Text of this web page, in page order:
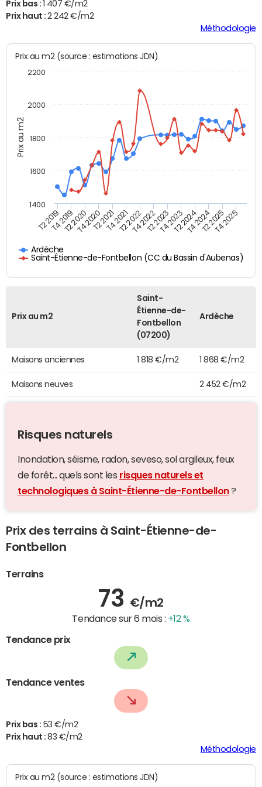
Prix bas : 1 407 €/m2
Prix haut :2 242 €/m2
Méthodologie
Prix au m2
Prix au m2 (source : estimations JDN)
Ardèche
Saint-Étienne-de-Fontbellon (CC du Bassin d'Aubenas)
T2 2019T4 2019T2 2020T4 2020T2 2021T4 2021T2 2022T4 2022T2 2023T4 2023T2 2024T4 2024T2 2025T4 2025
1400
1600
1800
2000
2200
Prix au m2
Saint-
Étienne-de-
Fontbellon
(07200)
Ardèche
Maisons anciennes 1 818 €/m2 1 868 €/m2
Maisons neuves 2 452 €/m2
Risques naturels
Inondation, séisme, radon, seveso, sol argileux, feux
de forêt... quels sont les risques naturels et
technologiques à Saint-Étienne-de-Fontbellon?
Prix des terrains à Saint-Étienne-de-
Fontbellon
Terrains
73 €/m2
Tendance sur 6 mois : +12 %
Tendance prix
Tendance ventes
Prix bas : 53 €/m2
Prix haut :83 €/m2
Méthodologie
Prix au m2 (source : estimations JDN)